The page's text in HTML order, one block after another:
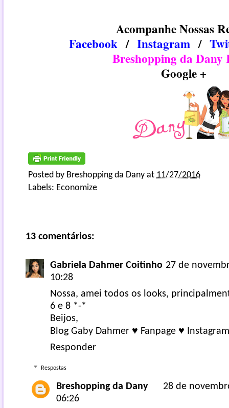
Acompanhe Nossas
Facebook /Instagram /
Breshopping da Dany
Google +
Posted by Breshopping da Dany at 11/27/2016
Labels: Economize
13 comentários:
Gabriela Dahmer Coitinho 27 de
10:28
Nossa, amei todos os looks,
6 e 8 *-*
Beijos,
Blog Gaby Dahmer ♥ Fanpage ♥ Instagram
Responder
Respostas
Breshopping da Dany
28 de
06:26